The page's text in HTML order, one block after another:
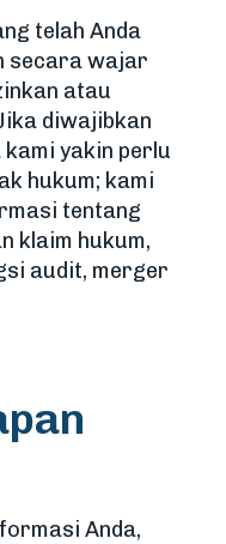
telah Anda
secara wajar
atau
diwajibkan
yakin perlu
hukum; kami
tentang
klaim hukum,
audit, merger
Anda,